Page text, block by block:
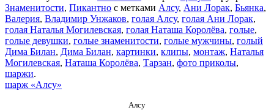
Знаменитости, Пикантно с метками Алсу, Ани Лорак, Бьянка,
Валерия, Владимир Унжаков, голая Алсу, голая Ани Лорак,
голая Наталья Могилевская, голая Наташа Королёва, голые,
голые девушки, голые знаменитости, голые мужчины, голый
Дима Билан, Дима Билан, картинки, клипы, монтаж, Наталья
Могилевская, Наташа Королёва, Тарзан, фото приколы,
шаржи.
шарж «Алсу»
Алсу